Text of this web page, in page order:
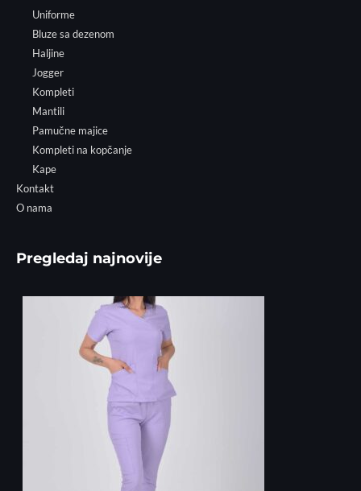
Uniforme
Bluze sa dezenom
Haljine
Jogger
Kompleti
Mantili
Pamučne majice
Kompleti na kopčanje
Kape
Kontakt
O nama
Pregledaj najnovije